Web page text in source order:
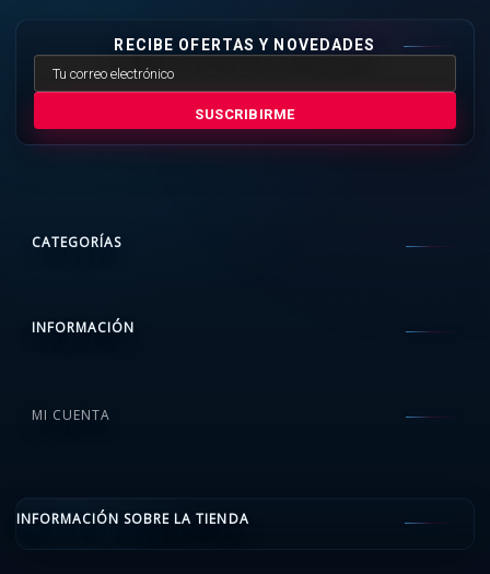
RECIBE OFERTAS Y NOVEDADES
SUSCRIBIRME
CATEGORÍAS
INFORMACIÓN
MI CUENTA
INFORMACIÓN SOBRE LA TIENDA